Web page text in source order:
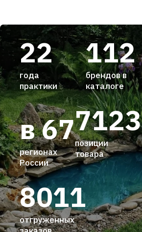
22
года
практики
112
брендов в
каталоге
7123
позиции
товара
8011
отгруженных
в 67
регионах
России